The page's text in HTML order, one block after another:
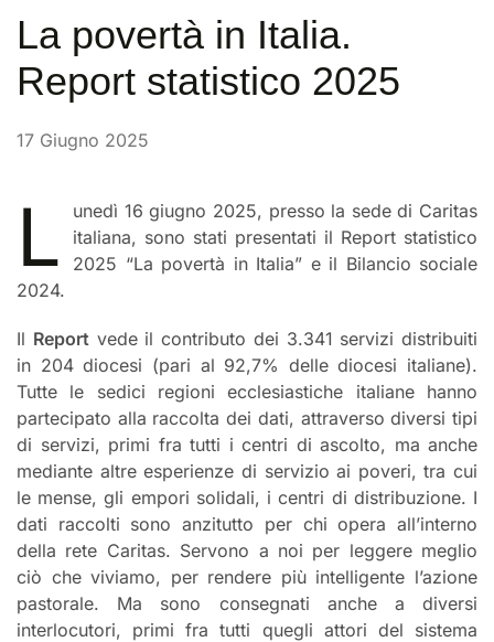
La povertà in Italia.
Report statistico 2025
17 Giugno 2025
L
unedì 16 giugno 2025, presso la sede di Caritas
italiana, sono stati presentati il Report statistico
2025 “La povertà in Italia” e il Bilancio sociale
2024.
Il Reportvede il contributo dei 3.341 servizi distribuiti
in 204 diocesi (pari al 92,7% delle diocesi italiane).
Tutte le sedici regioni ecclesiastiche italiane hanno
partecipato alla raccolta dei dati, attraverso diversi tipi
di servizi, primi fra tutti i centri di ascolto, ma anche
mediante altre esperienze di servizio ai poveri, tra cui
le mense, gli empori solidali, i centri di distribuzione. I
dati raccolti sono anzitutto per chi opera all’interno
della rete Caritas. Servono a noi per leggere meglio
ciò che viviamo, per rendere più intelligente l’azione
pastorale. Ma sono consegnati anche a diversi
interlocutori, primi fra tutti quegli attori del sistema